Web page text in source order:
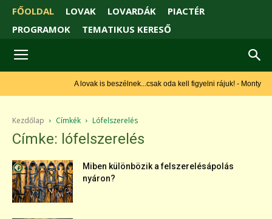
FŐOLDAL LOVAK LOVARDÁK
PIACTÉR
PROGRAMOK
TEMATIKUS KERESŐ
A lovak is beszélnek...csak oda kell figyelni rájuk! - Monty Roberts
Kezdőlap Címkék Lófelszerelés
Címke: lófelszerelés
Miben különbözik a felszerelésápolás
nyáron?